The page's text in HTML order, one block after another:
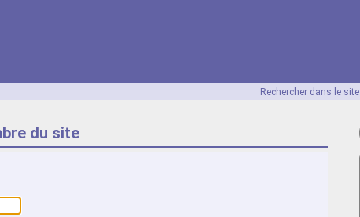
Rechercher dans le site
du site